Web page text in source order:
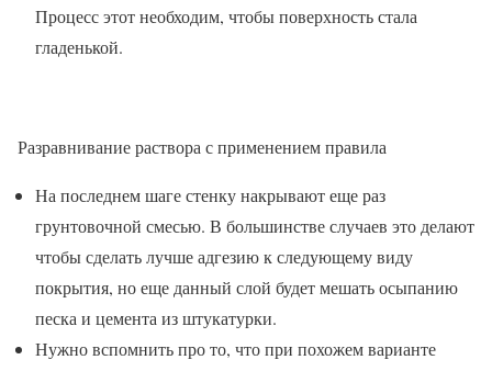
Процесс этот необходим, чтобы поверхность стала
гладенькой.
Разравнивание раствора с применением правила
На последнем шаге стенку накрывают еще раз
грунтовочной смесью. В большинстве случаев это делают
чтобы сделать лучше адгезию к следующему виду
покрытия, но еще данный слой будет мешать осыпанию
песка и цемента из штукатурки.
Нужно вспомнить про то, что при похожем варианте